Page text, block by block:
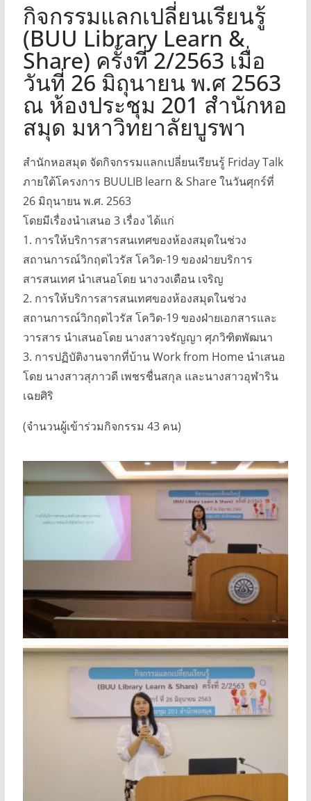
กิจกรรมแลกเปลี่ยนเรียนรู้
(BUU Library Learn &
Share) ครั้งที่ 2/2563 เมื่อ
วันที่ 26 มิถุนายน พ.ศ 2563
ณ ห้องประชุม 201 สำนักหอ
สมุด มหาวิทยาลัยบูรพา
สำนักหอสมุด จัดกิจกรรมแลกเปลี่ยนเรียนรู้ Friday Talk
ภายใต้โครงการ BUULIB learn & Share ในวันศุกร์ที่
26 มิถุนายน พ.ศ. 2563
โดยมีเรื่องนำเสนอ 3 เรื่อง ได้แก่
1. การให้บริการสารสนเทศของห้องสมุดในช่วง
สถานการณ์วิกฤตไวรัส โควิด-19 ของฝ่ายบริการ
สารสนเทศ นำเสนอโดย นางวงเดือน เจริญ
2. การให้บริการสารสนเทศของห้องสมุดในช่วง
สถานการณ์วิกฤตไวรัส โควิด-19 ของฝ่ายเอกสารและ
วารสาร นำเสนอโดย นางสาวจรัญญา ศุภวิฑิตพัฒนา
3. การปฏิบัติงานจากที่บ้าน Work from Home นำเสนอ
โดย นางสาวสุภาวดี เพชรชื่นสกุล และนางสาวอุฬาริน
เฉยศิริ
(จำนวนผู้เข้าร่วมกิจกรรม 43 คน)